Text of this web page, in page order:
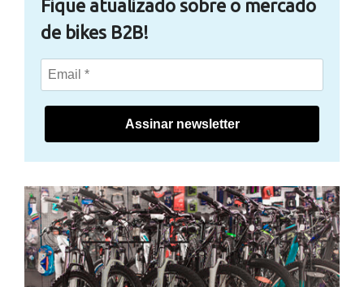
Fique atualizado sobre o mercado
de bikes B2B!
Assinar newsletter